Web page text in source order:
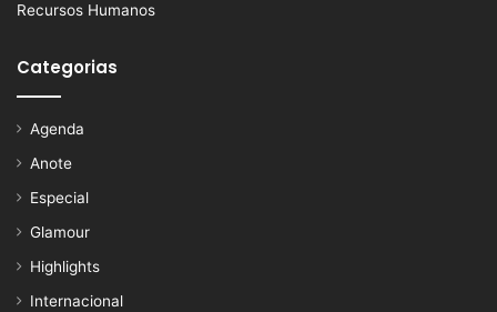
Recursos Humanos
Categorias
Agenda
Anote
Especial
Glamour
Highlights
Internacional